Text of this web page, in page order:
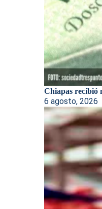
Chiapas recibió
6 agosto, 2026